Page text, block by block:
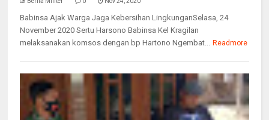
Babinsa Ajak Warga Jaga Kebersihan LingkunganSelasa, 24
November 2020 Sertu Harsono Babinsa Kel Kragilan
melaksanakan komsos dengan bp Hartono Ngembat... Readmore